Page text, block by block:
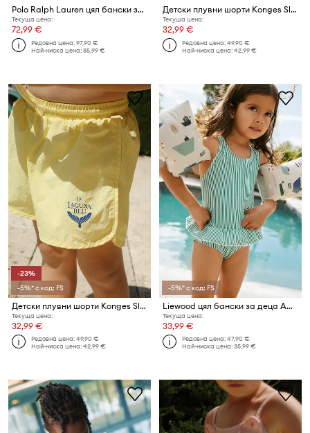
Polo Ralph Lauren цял бански за деца
Текуща цена:
72,99 €
Редовна цена:97,90 €
Най-ниска цена:85,99 €
Детски плувни шорти Konges Sløjd ASNOU SWIM SHORTS GRS
Текуща цена:
32,99 €
Редовна цена:49,90 €
Най-ниска цена:42,99 €
-23%
-5%* с код: FS
Детски плувни шорти Konges Sløjd POMIO SWIM SHORTS GRS
Текуща цена:
32,99 €
Редовна цена:49,90 €
Най-ниска цена:42,99 €
-5%* с код: FS
Liewood цял бански за деца Amara Stripe Swimsuit
Текуща цена:
33,99 €
Редовна цена:47,90 €
Най-ниска цена:35,99 €